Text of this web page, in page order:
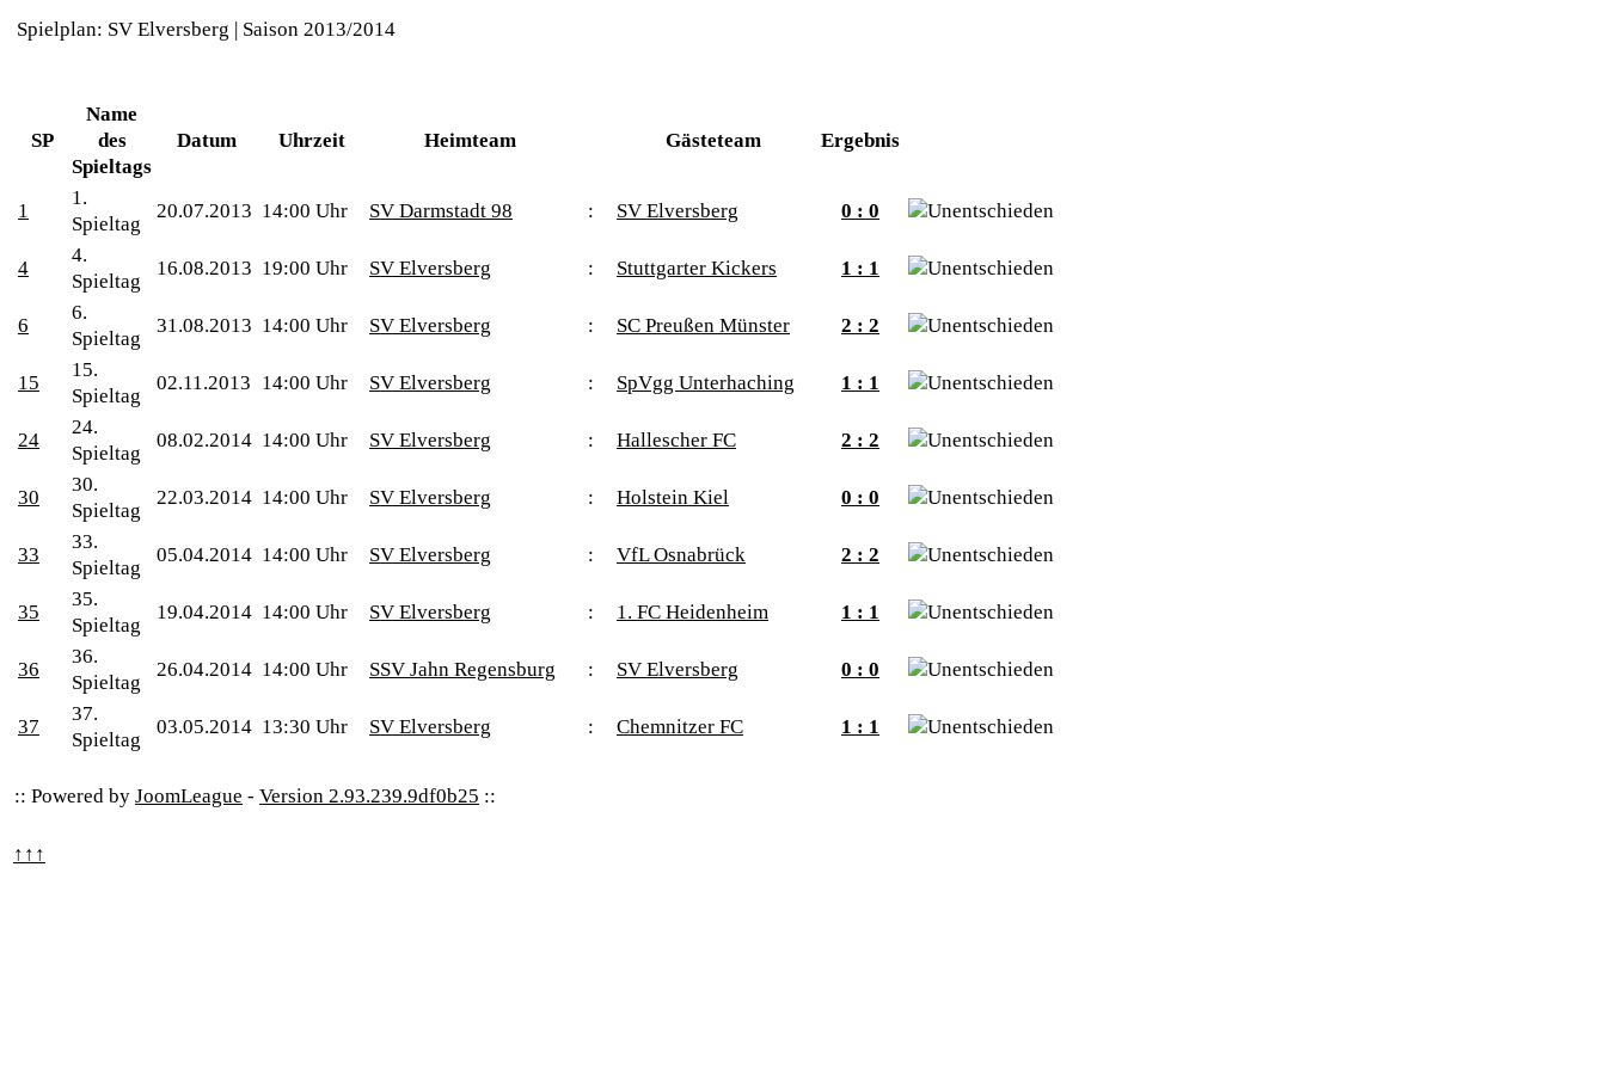
Spielplan: SV Elversberg | Saison 2013/2014
SP
Name
des
Spieltags
Datum Uhrzeit Heimteam Gästeteam Ergebnis
1
1.
Spieltag
20.07.2013 14:00 Uhr SV Darmstadt 98 : SV Elversberg 0 : 0
4
4.
Spieltag
16.08.2013 19:00 Uhr SV Elversberg : Stuttgarter Kickers 1 : 1
6
6.
Spieltag
31.08.2013 14:00 Uhr SV Elversberg : SC Preußen Münster 2 : 2
15
15.
Spieltag
02.11.2013 14:00 Uhr SV Elversberg : SpVgg Unterhaching 1 : 1
24
24.
Spieltag
08.02.2014 14:00 Uhr SV Elversberg : Hallescher FC 2 : 2
30
30.
Spieltag
22.03.2014 14:00 Uhr SV Elversberg : Holstein Kiel 0 : 0
33
33.
Spieltag
05.04.2014 14:00 Uhr SV Elversberg : VfL Osnabrück 2 : 2
35
35.
Spieltag
19.04.2014 14:00 Uhr SV Elversberg : 1. FC Heidenheim 1 : 1
36
36.
Spieltag
26.04.2014 14:00 Uhr SSV Jahn Regensburg : SV Elversberg 0 : 0
37
37.
Spieltag
03.05.2014 13:30 Uhr SV Elversberg : Chemnitzer FC 1 : 1
:: Powered by JoomLeague - Version 2.93.239.9df0b25 ::
↑↑↑